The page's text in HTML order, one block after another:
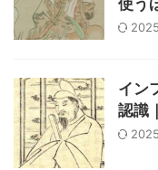
使う
イン
認識